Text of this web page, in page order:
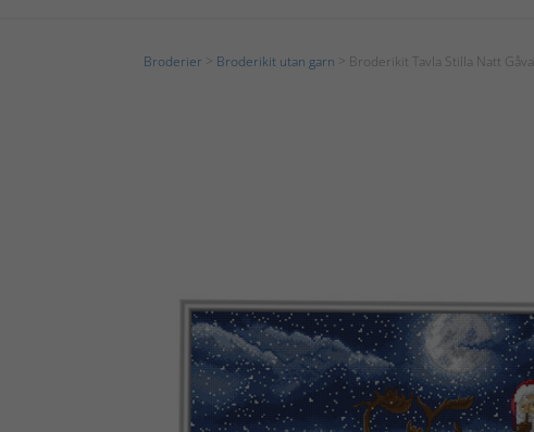
Broderier Broderikit utan garn > Broderikit Tavla Stilla Natt Gåva